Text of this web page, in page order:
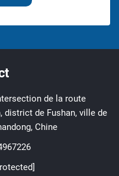
de la route
district de Fushan, ville de
Chine